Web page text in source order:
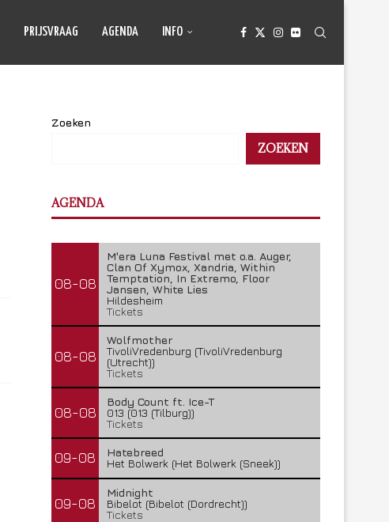
PRIJSVRAAG AGENDA INFO
Zoeken
ZOEKEN
AGENDA
08-08
M'era Luna Festival met o.a. Auger,
Clan Of Xymox, Xandria, Within
Temptation, In Extremo, Floor
Jansen, White Lies
Hildesheim
Tickets
08-08
Wolfmother
TivoliVredenburg (TivoliVredenburg
(Utrecht))
Tickets
08-08
Body Count ft. Ice-T
013 (013 (Tilburg))
Tickets
09-08
Hatebreed
Het Bolwerk (Het Bolwerk (Sneek))
09-08
Midnight
Bibelot (Bibelot (Dordrecht))
Tickets